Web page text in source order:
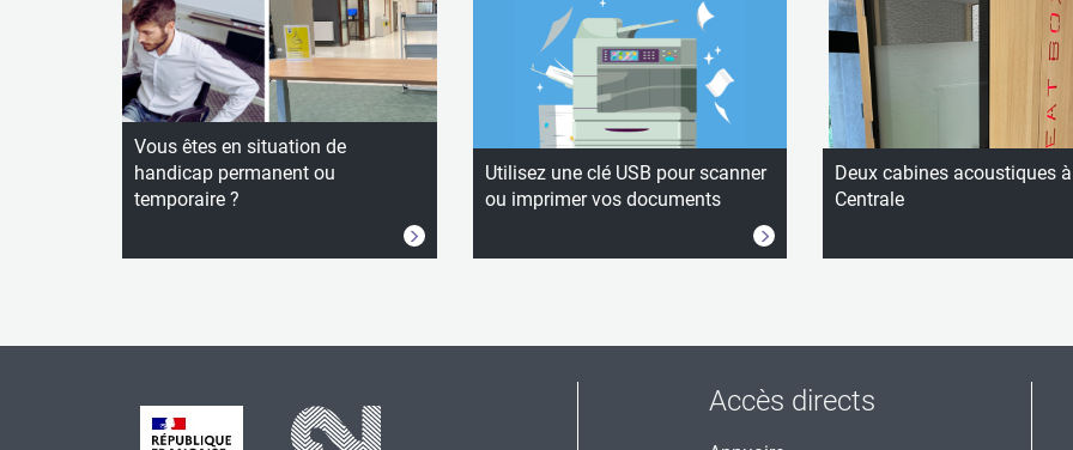
Vous êtes en situation de
handicap permanent ou
temporaire ?
Utilisez une clé USB pour scanner
ou imprimer vos documents
Deux cabines acoustiques
Centrale
Accès directs